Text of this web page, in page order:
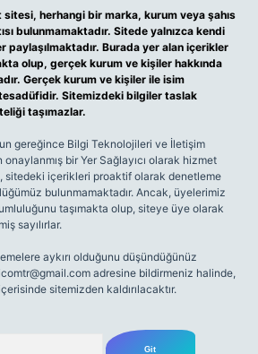
sitesi, herhangi bir marka, kurum veya şahıs
bulunmamaktadır. Sitede yalnızca kendi
paylaşılmaktadır. Burada yer alan içerikler
olup, gerçek kurum ve kişiler hakkında
Gerçek kurum ve kişiler ile isim
Sitemizdeki bilgiler taslak
taşımazlar.
gereğince Bilgi Teknolojileri ve İletişim
onaylanmış bir Yer Sağlayıcı olarak hizmet
sitedeki içerikleri proaktif olarak denetleme
bulunmamaktadır. Ancak, üyelerimiz
taşımakta olup, siteye üye olarak
sayılırlar.
aykırı olduğunu düşündüğünüz
adresine bildirmeniz halinde,
sitemizden kaldırılacaktır.